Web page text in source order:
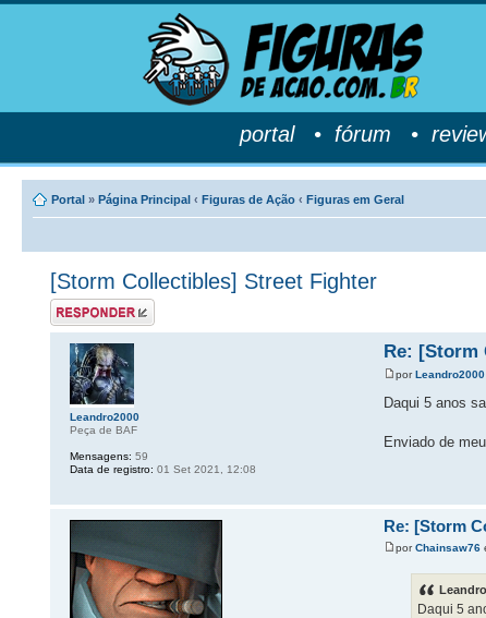
portal• fórum •
Portal » Página Principal ‹ Figuras de Ação ‹ Figuras em Geral
[Storm Collectibles] Street Fighter
Postar uma
resposta
Re: [Storm
porLeandro2000
Daqui 5 anos
Enviado de
Leandro2000
Peça de BAF
Mensagens: 59
Data de registro: 01 Set 2021, 12:08
Re: [Storm
porChainsaw76
Daqui 5